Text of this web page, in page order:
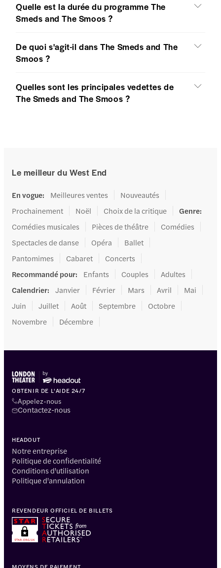
Quelle est la durée du programme The
Smeds and The Smoos ?
De quoi s'agit-il dans The Smeds and The
Smoos ?
Quelles sont les principales vedettes de
The Smeds and The Smoos ?
Le meilleur du West End
En vogue: Meilleures ventes
Nouveautés
Prochainement
Noël Choix de la critique Genre:
Comédies musicales
Pièces de théâtre
Comédies
Spectacles de danse
Opéra
Ballet
Pantomimes
Cabaret
Concerts
Recommandé pour: Enfants Couples
Adultes
Calendrier: Janvier Février Mars Avril
Mai
Juin
Juillet Août Septembre
Octobre
Novembre
Décembre
OBTENIR DE L'AIDE 24/7
Appelez-nous
Contactez-nous
HEADOUT
Notre entreprise
Politique de confidentialité
Conditions d'utilisation
Politique d'annulation
REVENDEUR OFFICIEL DE BILLETS